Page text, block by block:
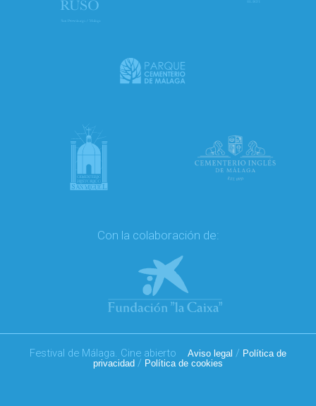
Con la colaboración de:
Festival de Málaga. Cine abierto Aviso legal / Política de
privacidad / Política de cookies